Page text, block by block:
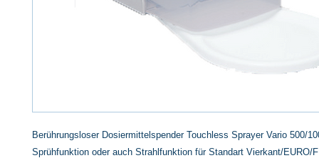
Berührungsloser Dosiermittelspender Touchless Sprayer Vario 500/
Sprühfunktion oder auch Strahlfunktion für Standart Vierkant/EURO/